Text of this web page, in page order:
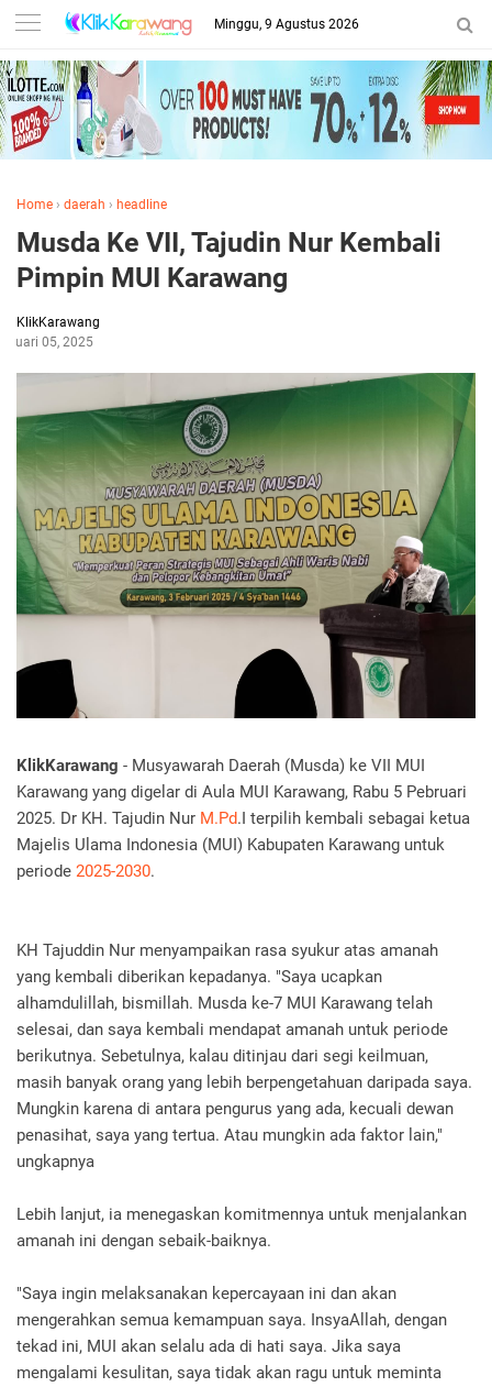
Minggu, 9 Agustus 2026
Home › daerah › headline
Musda Ke VII, Tajudin Nur Kembali
Pimpin MUI Karawang
KlikKarawang
05, 2025
KlikKarawang - Musyawarah Daerah (Musda) ke VII MUI
Karawang yang digelar di Aula MUI Karawang, Rabu 5 Pebruari
2025. Dr KH. Tajudin Nur M.Pd.I terpilih kembali sebagai ketua
Majelis Ulama Indonesia (MUI) Kabupaten Karawang untuk
periode 2025-2030.
KH Tajuddin Nur menyampaikan rasa syukur atas amanah
yang kembali diberikan kepadanya. "Saya ucapkan
alhamdulillah, bismillah. Musda ke-7 MUI Karawang telah
selesai, dan saya kembali mendapat amanah untuk periode
berikutnya. Sebetulnya, kalau ditinjau dari segi keilmuan,
masih banyak orang yang lebih berpengetahuan daripada saya.
Mungkin karena di antara pengurus yang ada, kecuali dewan
penasihat, saya yang tertua. Atau mungkin ada faktor lain,"
ungkapnya
Lebih lanjut, ia menegaskan komitmennya untuk menjalankan
amanah ini dengan sebaik-baiknya.
"Saya ingin melaksanakan kepercayaan ini dan akan
mengerahkan semua kemampuan saya. InsyaAllah, dengan
tekad ini, MUI akan selalu ada di hati saya. Jika saya
mengalami kesulitan, saya tidak akan ragu untuk meminta